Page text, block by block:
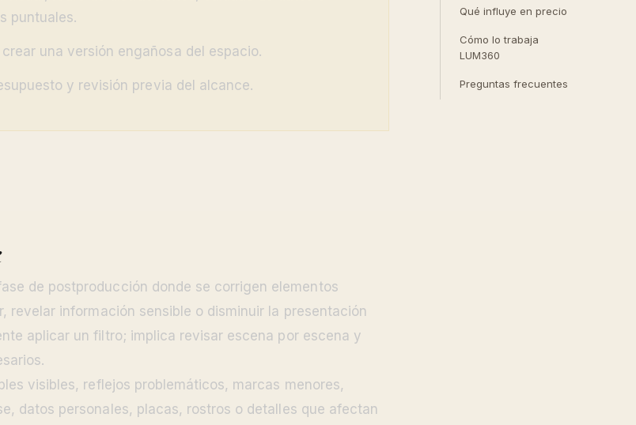
puntuales.
una versión engañosa del espacio.
y revisión previa del alcance.
de postproducción donde se corrigen elementos
revelar información sensible o disminuir la presentación
aplicar un filtro; implica revisar escena por escena y
visibles, reflejos problemáticos, marcas menores,
datos personales, placas, rostros o detalles que afectan
Qué influye en precio
Cómo lo trabaja
LUM360
Preguntas frecuentes